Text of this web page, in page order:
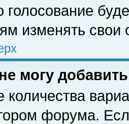
голосование
изменять свои
могу
форума.